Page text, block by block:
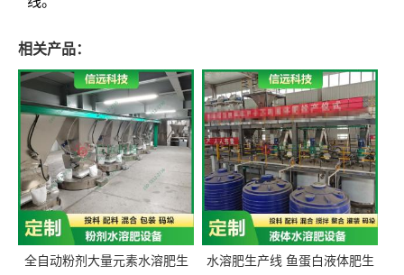
相关产品：
全自动粉剂大量元素水溶肥生
水溶肥生产线 鱼蛋白液体肥生